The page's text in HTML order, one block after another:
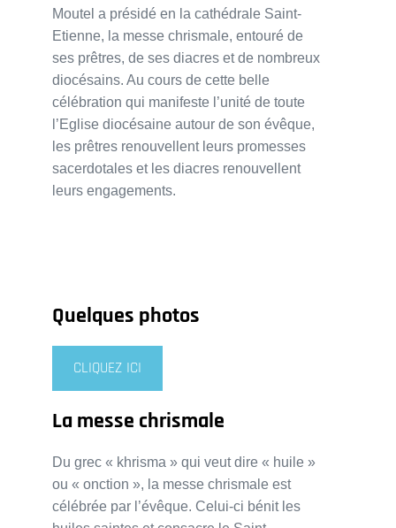
Moutel a présidé en la cathédrale Saint-
Etienne, la messe chrismale, entouré de
ses prêtres, de ses diacres et de nombreux
diocésains. Au cours de cette belle
célébration qui manifeste l’unité de toute
l’Eglise diocésaine autour de son évêque,
les prêtres renouvellent leurs promesses
sacerdotales et les diacres renouvellent
leurs engagements.
Quelques photos
CLIQUEZ ICI
La messe chrismale
Du grec « khrisma » qui veut dire « huile »
ou « onction », la messe chrismale est
célébrée par l’évêque. Celui-ci bénit les